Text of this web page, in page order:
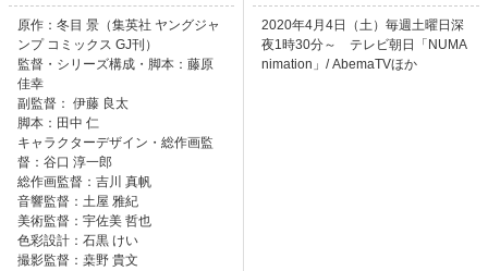
原作：冬目 景（集英社 ヤングジャ
ンプ コミックス GJ刊）
監督・シリーズ構成・脚本：藤原
佳幸
副監督： 伊藤 良太
脚本：田中 仁
キャラクターデザイン・総作画監
督：谷口 淳一郎
総作画監督：吉川 真帆
音響監督：土屋 雅紀
美術監督：宇佐美 哲也
色彩設計：石黒 けい
撮影監督：桒野 貴文
2020年4月4日（土）毎週土曜日深
夜1時30分～ テレビ朝日「NUMA
nimation」/ AbemaTVほか